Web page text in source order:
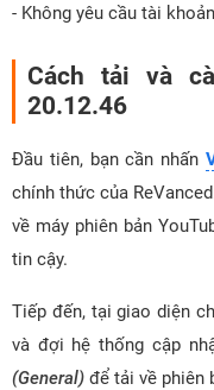
- Không yêu cầu tài
Cách tải và
20.12.46
Đầu tiên, bạn cần nhấn
chính thức của
về máy phiên bản
tin cậy.
Tiếp đến, tại giao diện
và đợi hệ thống cập
(General) để tải về phiên